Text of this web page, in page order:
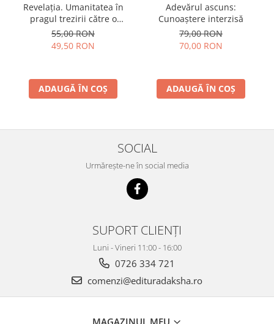
Revelația. Umanitatea în
pragul trezirii către o
conştientizare superioară,
volumul 2
55,00 RON
49,50 RON
ADAUGĂ ÎN COȘ
Adevărul ascuns:
Cunoaștere interzisă
79,00 RON
70,00 RON
ADAUGĂ ÎN COȘ
SOCIAL
Urmărește-ne în social media
SUPORT CLIENȚI
Luni - Vineri 11:00 - 16:00
0726 334 721
comenzi@edituradaksha.ro
MAGAZINUL MEU